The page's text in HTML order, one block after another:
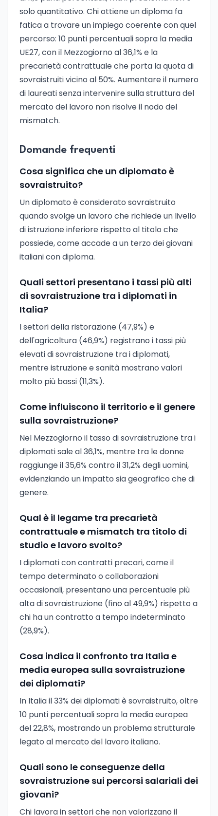
solo quantitativo. Chi ottiene un diploma fa
fatica a trovare un impiego coerente con quel
percorso: 10 punti percentuali sopra la media
UE27, con il Mezzogiorno al 36,1% e la
precarietà contrattuale che porta la quota di
sovraistruiti vicino al 50%. Aumentare il numero
di laureati senza intervenire sulla struttura del
mercato del lavoro non risolve il nodo del
mismatch.
Domande frequenti
Cosa significa che un diplomato è
sovraistruito?
Un diplomato è considerato sovraistruito
quando svolge un lavoro che richiede un livello
di istruzione inferiore rispetto al titolo che
possiede, come accade a un terzo dei giovani
italiani con diploma.
Quali settori presentano i tassi più alti
di sovraistruzione tra i diplomati in
Italia?
I settori della ristorazione (47,9%) e
dell'agricoltura (46,9%) registrano i tassi più
elevati di sovraistruzione tra i diplomati,
mentre istruzione e sanità mostrano valori
molto più bassi (11,3%).
Come influiscono il territorio e il genere
sulla sovraistruzione?
Nel Mezzogiorno il tasso di sovraistruzione tra i
diplomati sale al 36,1%, mentre tra le donne
raggiunge il 35,6% contro il 31,2% degli uomini,
evidenziando un impatto sia geografico che di
genere.
Qual è il legame tra precarietà
contrattuale e mismatch tra titolo di
studio e lavoro svolto?
I diplomati con contratti precari, come il
tempo determinato o collaborazioni
occasionali, presentano una percentuale più
alta di sovraistruzione (fino al 49,9%) rispetto a
chi ha un contratto a tempo indeterminato
(28,9%).
Cosa indica il confronto tra Italia e
media europea sulla sovraistruzione
dei diplomati?
In Italia il 33% dei diplomati è sovraistruito, oltre
10 punti percentuali sopra la media europea
del 22,8%, mostrando un problema strutturale
legato al mercato del lavoro italiano.
Quali sono le conseguenze della
sovraistruzione sui percorsi salariali dei
giovani?
Chi lavora in settori che non valorizzano il